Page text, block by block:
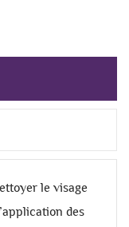
le visage
des